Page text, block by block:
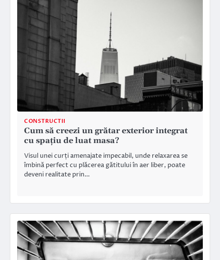
CONSTRUCTII
Cum să creezi un grătar exterior integrat
cu spațiu de luat masa?
Visul unei curți amenajate impecabil, unde relaxarea se
îmbină perfect cu plăcerea gătitului în aer liber, poate
deveni realitate prin…